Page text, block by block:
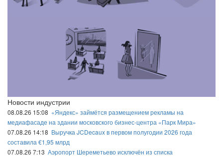
Новости индустрии
08.08.26 15:08 «Яндекс» займётся размещением рекламы на
медиафасаде на здании московского бизнес-центра «Парк Мира»
07.08.26 14:18 Выручка JCDecaux в первом полугодии 2026 года
составила €1,95 млрд
07.08.26 7:13 Аэропорт Шереметьево исключён из списка